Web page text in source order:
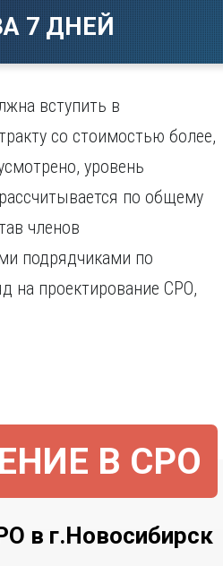
Челябинск
Череповец
Чита
7 ДНЕЙ
вступить в
со стоимостью более,
уровень
по общему
членов
подрядчиками по
на проектирование СРО,
В СРО
г.Новосибирск